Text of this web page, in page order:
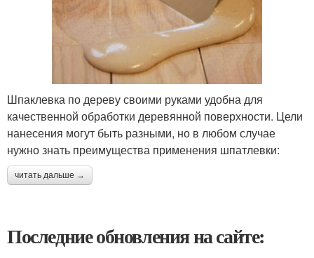
Шпаклевка по дереву своими руками удобна для
качественной обработки деревянной поверхности. Цели
нанесения могут быть разными, но в любом случае
нужно знать преимущества применения шпатлевки:
читать дальше →
Последние обновления на сайте: